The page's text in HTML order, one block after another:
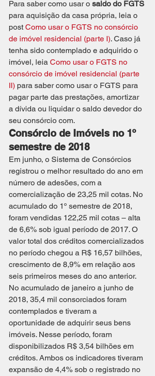
Para saber como usar o saldo do FGTS
para aquisição da casa própria, leia o
post Como usar o FGTS no consórcio
de imóvel residencial (parte I). Caso já
tenha sido contemplado e adquirido o
imóvel, leia Como usar o FGTS no
consórcio de imóvel residencial (parte
II) para saber como usar o FGTS para
pagar parte das prestações, amortizar
a dívida ou liquidar o saldo devedor do
seu consórcio com.
Consórcio de Imóveis no 1º
semestre de 2018
Em junho, o Sistema de Consórcios
registrou o melhor resultado do ano em
número de adesões, com a
comercialização de 23,25 mil cotas. No
acumulado do 1º semestre de 2018,
foram vendidas 122,25 mil cotas – alta
de 6,6% sob igual período de 2017. O
valor total dos créditos comercializados
no período chegou a R$ 16,57 bilhões,
crescimento de 8,9% em relação aos
seis primeiros meses do ano anterior.
No acumulado de janeiro a junho de
2018, 35,4 mil consorciados foram
contemplados e tiveram a
oportunidade de adquirir seus bens
imóveis. Nesse período, foram
disponibilizados R$ 3,54 bilhões em
créditos. Ambos os indicadores tiveram
expansão de 4,4% sob o registrado no